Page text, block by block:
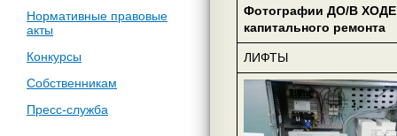
Нормативные правовые
акты
Конкурсы
Собственникам
Пресс-служба
Фотографии ДО/В ХОДЕ
капитального ремонта
ЛИФТЫ